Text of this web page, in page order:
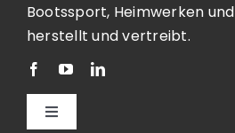
Bootssport, Heimwerken
herstellt und vertreibt.
Toggle